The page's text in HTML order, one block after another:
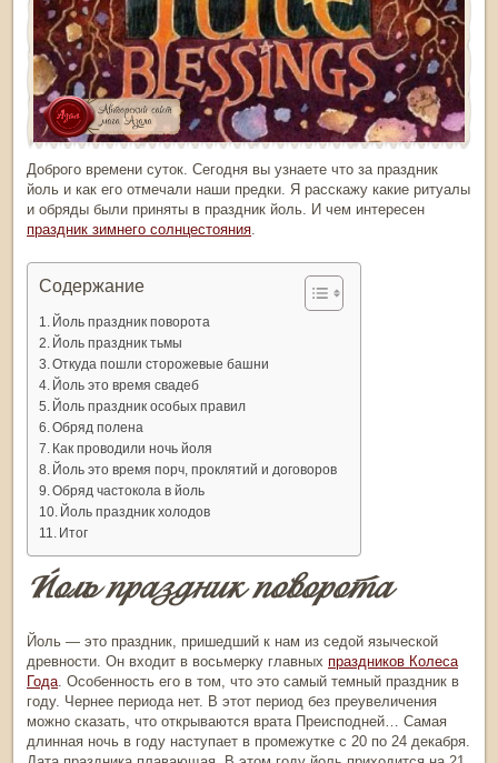
Доброго времени суток. Сегодня вы узнаете что за праздник
йоль и как его отмечали наши предки. Я расскажу какие ритуалы
и обряды были приняты в праздник йоль. И чем интересен
праздник зимнего солнцестояния.
Содержание
Йоль праздник поворота
Йоль праздник тьмы
Откуда пошли сторожевые башни
Йоль это время свадеб
Йоль праздник особых правил
Обряд полена
Как проводили ночь йоля
Йоль это время порч, проклятий и договоров
Обряд частокола в йоль
Йоль праздник холодов
Итог
Йоль праздник поворота
Йоль — это праздник, пришедший к нам из седой языческой
древности. Он входит в восьмерку главных праздников Колеса
Года. Особенность его в том, что это самый темный праздник в
году. Чернее периода нет. В этот период без преувеличения
можно сказать, что открываются врата Преисподней… Самая
длинная ночь в году наступает в промежутке с 20 по 24 декабря.